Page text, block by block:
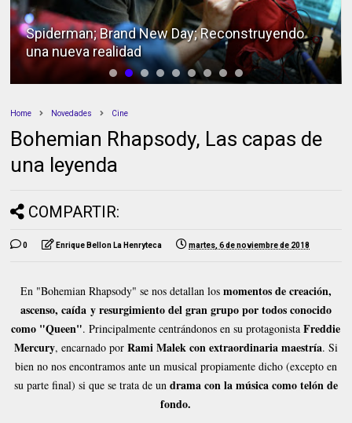
Spiderman; Brand New Day; Reconstruyendo
una nueva realidad
Home Novedades Cine
Bohemian Rhapsody, Las capas de
una leyenda
COMPARTIR:
0 Enrique Bellon La Henryteca martes, 6 de noviembre de 2018
En "Bohemian Rhapsody" se nos detallan losmomentos de creación,
ascenso, caída y resurgimiento del gran grupo por todos conocido
como "Queen". Principalmente centrándonos en su protagonista Freddie
Mercury, encarnado porRami Malek con extraordinaria maestría. Si
bien no nos encontramos ante un musical propiamente dicho (excepto en
su parte final) si que se trata de un drama con la música como telón de
fondo.